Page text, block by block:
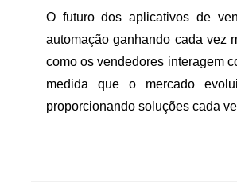
O futuro dos aplicativos de
automação ganhando cada vez
como os vendedores interagem
medida que o mercado
proporcionando soluções cada